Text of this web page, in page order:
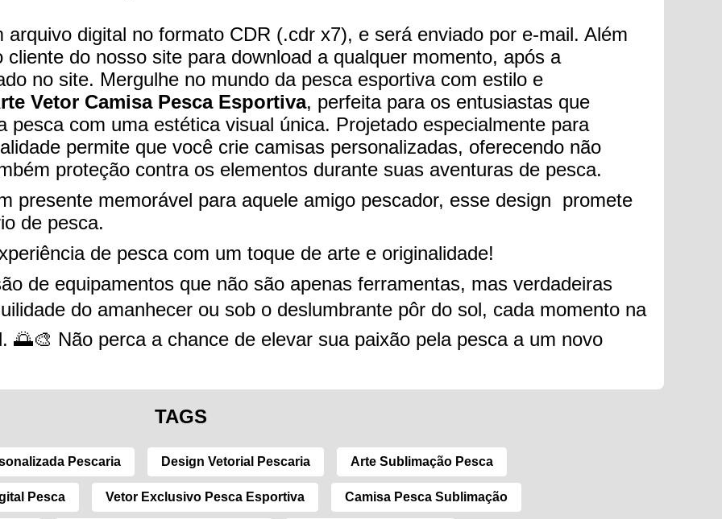
digital no formato CDR (.cdr x7), e será enviado por e-mail. Além
do nosso site para download a qualquer momento, após a
no site. Mergulhe no mundo da pesca esportiva com estilo e
Vetor Camisa Pesca Esportiva, perfeita para os entusiastas que
pesca com uma estética visual única. Projetado especialmente para
permite que você crie camisas personalizadas, oferecendo não
proteção contra os elementos durante suas aventuras de pesca.
presente memorável para aquele amigo pescador, esse design promete
de pesca.
de pesca com um toque de arte e originalidade!
de equipamentos que não são apenas ferramentas, mas verdadeiras
do amanhecer ou sob o deslumbrante pôr do sol, cada momento na
🌅🎨 Não perca a chance de elevar sua paixão pela pesca a um novo
TAGS
Pescaria Design Vetorial Pescaria Arte Sublimação Pesca
Pesca Vetor Exclusivo Pesca Esportiva Camisa Pesca Sublimação